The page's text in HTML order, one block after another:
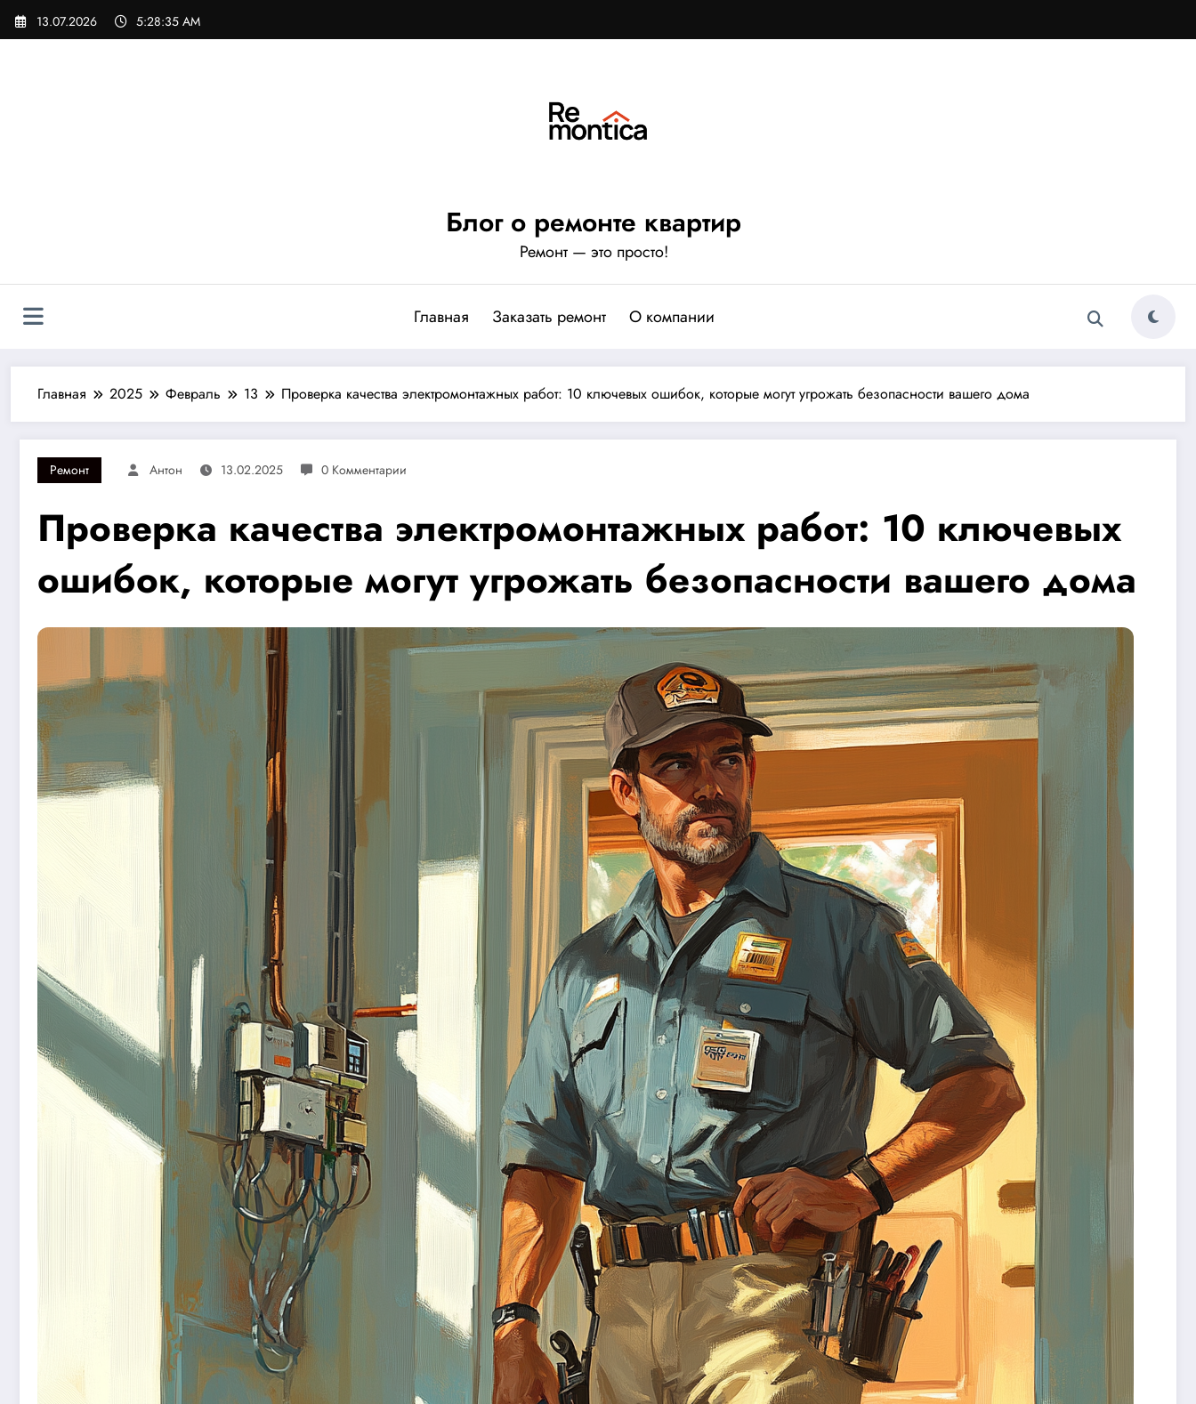
Перейти
13.07.2026 5:28:37 AM
Блог о ремонте квартир
Ремонт — это просто!
Главная Заказать ремонт О компании
Главная 2025 Февраль 13 Проверка качества электромонтажных работ: 10 ключевых ошибок, которые могут угрожать безопасности вашего дома
Ремонт Антон 13.02.2025 0 Комментарии
Проверка качества электромонтажных работ: 10 ключевых
ошибок, которые могут угрожать безопасности вашего дома